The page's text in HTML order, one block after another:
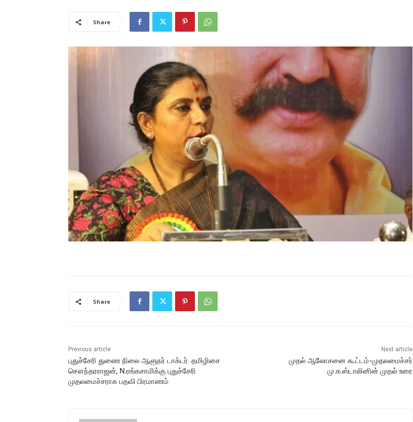
Share
Share
Previous article
புதுச்சேரி துணை நிலை ஆளுநர் டாக்டர். தமிழிசை
சௌந்தரராஜன், N.ரங்கசாமிக்கு புதுச்சேரி
முதலமைச்சராக பதவி பிரமாணம்
Next article
முதல் ஆலோசனை கூட்டம்-முதலமைச்சர்
மு.க.ஸ்டாலினின் முதல் உரை